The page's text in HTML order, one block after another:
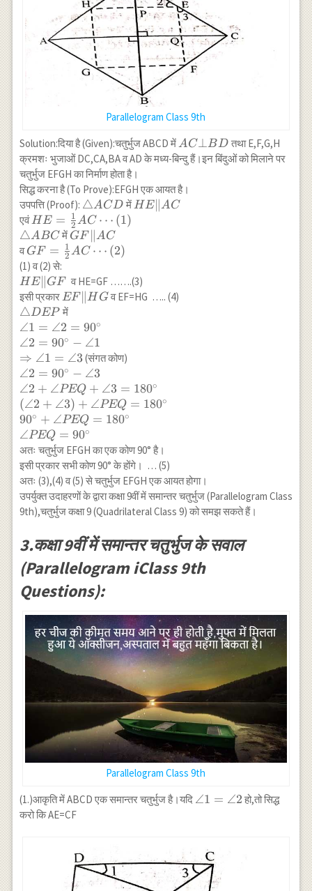
Parallelogram Class 9th
Solution:दिया है (Given):चतुर्भुज ABCD मेंAC
\bot
AC⊥BD तथा E,F,G,H
क्रमशः भुजाओं DC,CA,BA व AD के मध्य-बिन्दु हैं।इन बिंदुओं को मिलाने पर
चतुर्भुज EFGH का निर्माण होता है।
सिद्ध करना है (To Prove):EFGH एक आयत है।
उपपत्ति (Proof): \triangle
ACD
△ACD मेंHE
HE ∥AC
एवंHE=\frac{1}
{2} AC
\cdots(1)\\
\triangle
ABC
HE = 2
1 AC ⋯ (1)
△ABC में GF
\|
GF AC
वGF=\frac{1}
{2} AC
\cdots(2)
GF = 2
1 AC ⋯ (2)
(1) व (2) से:
HE
\|
GF
HE GF व HE=GF …….(3)
इसी प्रकारEF
\|
HG
EF ∥H Gव EF=HG ….. (4)
\triangle
DEP
△DEP में
\angle
1=\angle
2=90^{\circ}
\\ \angle
2=90^{\circ}-
\angle 1 \\
\Rightarrow
\angle
1=\angle 3
∠1 = ∠2 = 90∘
∠2 = 90∘ − ∠1
⇒ ∠1 = ∠3 (संगत कोण)
\angle
2=90^{\circ}-
\angle 3 \\ \angle
2+\angle
PEQ+\angle
3=180^{\circ} \\
(\angle 2+\angle
3)+\angle
PEQ=180^{\circ}
\\
90^{\circ}+\angle
PEQ=180^{\circ}
\\ \angle
PEQ=90^{\circ}
∠2 = 90∘ − ∠3
∠2 + ∠PEQ + ∠3 = 180∘
(∠2 + ∠3) + ∠PEQ = 180∘
90∘ + ∠PEQ = 180∘
∠PEQ = 90∘
अतः चतुर्भुज EFGH का एक कोण 90° है।
इसी प्रकार सभी कोण 90° के होंगे। … (5)
अतः (3),(4) व (5) से चतुर्भुज EFGH एक आयत होगा।
उपर्युक्त उदाहरणों के द्वारा कक्षा 9वीं में समान्तर चतुर्भुज (Parallelogram Class
9th),चतुर्भुज कक्षा 9 (Quadrilateral Class 9) को समझ सकते हैं।
3.कक्षा 9वीं में समान्तर चतुर्भुज के सवाल
(Parallelogram iClass 9th
Questions):
Parallelogram Class 9th
(1.)आकृति में ABCD एक समान्तर चतुर्भुज है।यदि \angle
∠1 = ∠2 हो,तो सिद्ध
करो कि AE=CF